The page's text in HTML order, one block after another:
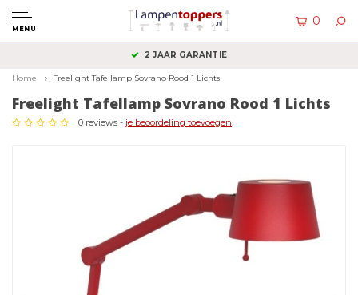
MENU
0
2 JAAR GARANTIE
Home Freelight Tafellamp Sovrano Rood 1 Lichts
Freelight Tafellamp Sovrano Rood 1 Lichts
0 reviews - je beoordeling toevoegen